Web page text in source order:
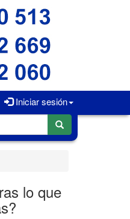
Iniciar sesión
lo que